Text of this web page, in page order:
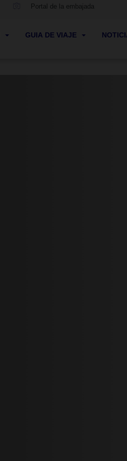
Portal de la embajada
GUIA DE VIAJE